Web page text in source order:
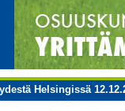
Helsingissä